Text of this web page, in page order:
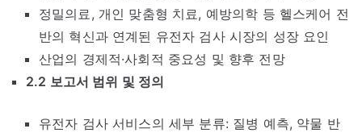
정밀의료, 개인 맞춤형 치료, 예방의학 등 헬스케어 전
반의 혁신과 연계된 유전자 검사 시장의 성장 요인
산업의 경제적·사회적 중요성 및 향후 전망
2.2 보고서 범위 및 정의
유전자 검사 서비스의 세부 분류: 질병 예측, 약물 반